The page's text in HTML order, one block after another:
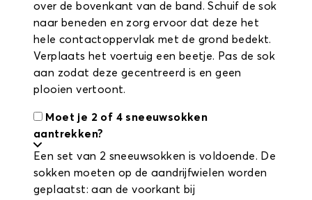
over de bovenkant van de band. Schuif de sok
naar beneden en zorg ervoor dat deze het
hele contactoppervlak met de grond bedekt.
Verplaats het voertuig een beetje. Pas de sok
aan zodat deze gecentreerd is en geen
plooien vertoont.
Moet je 2 of 4 sneeuwsokken
aantrekken?
Een set van 2 sneeuwsokken is voldoende. De
sokken moeten op de aandrijfwielen worden
geplaatst: aan de voorkant bij